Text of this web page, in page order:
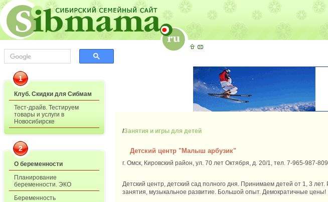
1
Клуб. Скидки для Сибмам
Тест-драйв. Тестируем
товары и услуги в
Новосибирске
2
О беременности
Планирование
беременности. ЭКО
Беременность
/Занятия и игры для детей
Детский центр "Малыш арбузик"
г. Омск, Кировский район, ул. 70 лет Октября, д. 20/1, тел. 7-965-987-
Детский центр, детский сад полного дня. Принимаем детей от 1, 3
занятия, музыкальное развитие. Большой опыт. Демократичные цены!